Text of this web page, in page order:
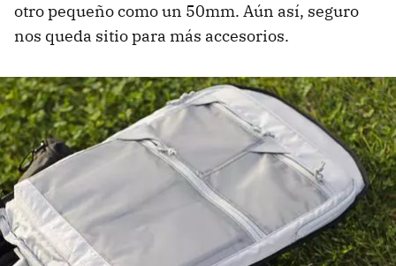
otro pequeño como un 50mm. Aún así, seguro
nos queda sitio para más accesorios.